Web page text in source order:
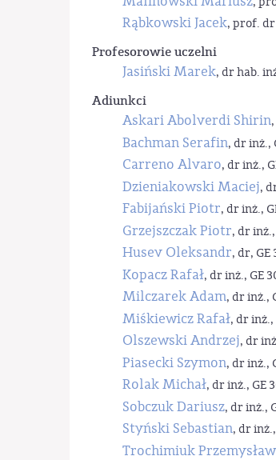
Rąbkowski Jacek, prof. dr
Profesorowie uczelni
Jasiński Marek, dr hab.
Adiunkci
Askari Abolverdi Shirin
Bachman Serafin, dr inż.,
Carreno Alvaro, dr inż.,
Dzieniakowski Maciej,
Fabijański Piotr, dr inż.,
Grzejszczak Piotr, dr
Husev Oleksandr, dr, GE
Kopacz Rafał, dr inż., GE
Milczarek Adam, dr inż.,
Miśkiewicz Rafał, dr inż.,
Olszewski Andrzej, dr
Piasecki Szymon, dr inż.,
Rolak Michał, dr inż., GE
Sobczuk Dariusz, dr inż.,
Styński Sebastian, dr
Trochimiuk Przemysław